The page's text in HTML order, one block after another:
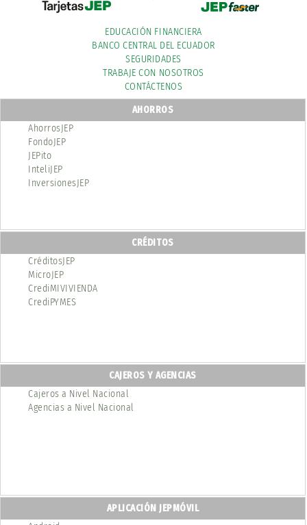
EDUCACIÓN FINANCIERA
BANCO CENTRAL DEL ECUADOR
SEGURIDADES
TRABAJE CON NOSOTROS
CONTÁCTENOS
AHORROS
AhorrosJEP
FondoJEP
JEPito
InteliJEP
InversionesJEP
CRÉDITOS
CréditosJEP
MicroJEP
CrediMIVIVIENDA
CrediPYMES
CAJEROS Y AGENCIAS
Cajeros a Nivel Nacional
Agencias a Nivel Nacional
APLICACIÓN JEPMÓVIL